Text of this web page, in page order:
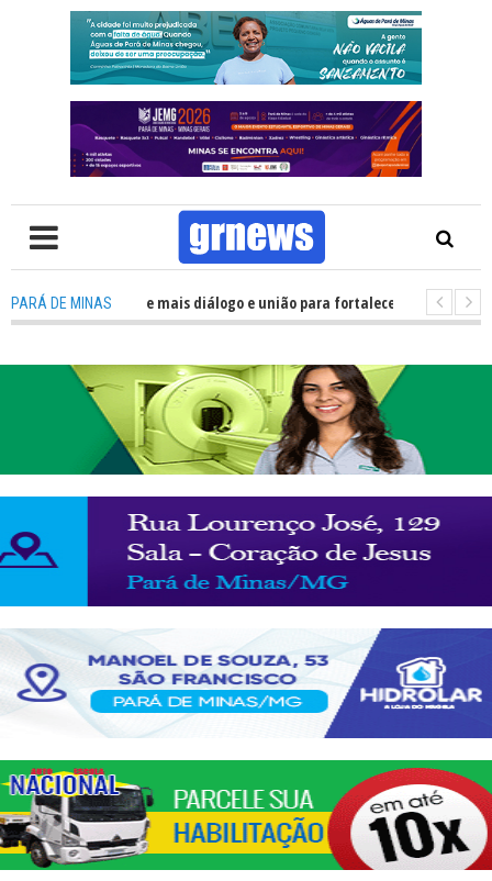
PARÁ DE MINAS
Política precisa de mais diálogo e união para fortalecer Minas e Pará de